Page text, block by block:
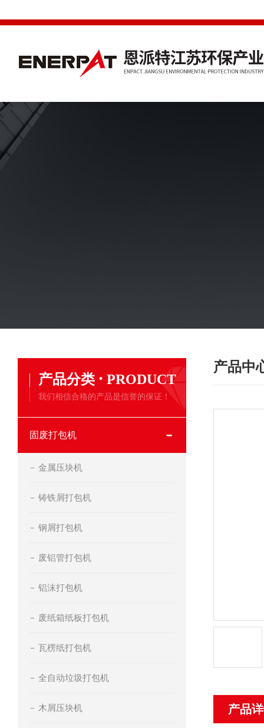
产品分类 · PRODUCT
我们相信合格的产品是信誉的保证！
固废打包机
金属压块机
铸铁屑打包机
钢屑打包机
废铝管打包机
铝沫打包机
废纸箱纸板打包机
瓦楞纸打包机
全自动垃圾打包机
木屑压块机
产品中
产品